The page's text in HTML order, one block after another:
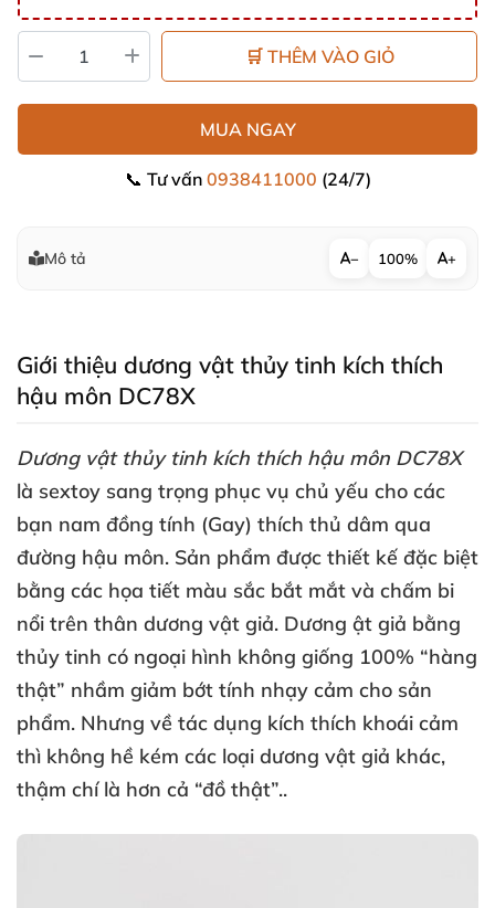
🛒 THÊM VÀO GIỎ
MUA NGAY
📞 Tư vấn 0938411000 (24/7)
Mô tả − 100% +
Giới thiệu dương vật thủy tinh kích thích
hậu môn DC78X
Dương vật thủy tinh kích thích hậu môn DC78X
là sextoy sang trọng phục vụ chủ yếu cho các
bạn nam đồng tính (Gay) thích thủ dâm qua
đường hậu môn. Sản phẩm được thiết kế đặc biệt
bằng các họa tiết màu sắc bắt mắt và chấm bi
nổi trên thân dương vật giả. Dương ật giả bằng
thủy tinh có ngoại hình không giống 100% “hàng
thật” nhầm giảm bớt tính nhạy cảm cho sản
phẩm. Nhưng về tác dụng kích thích khoái cảm
thì không hề kém các loại dương vật giả khác,
thậm chí là hơn cả “đồ thật”..